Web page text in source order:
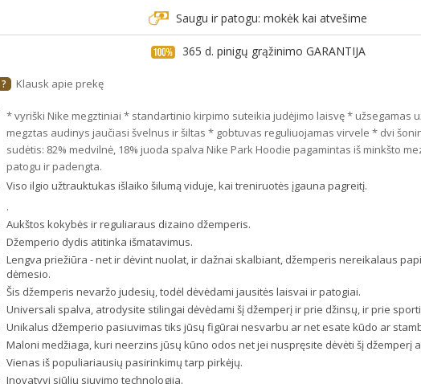
Saugu ir patogu: mokėk kai atvešime
365 d. pinigų grąžinimo GARANTIJA
? Klausk apie prekę
* vyriški Nike megztiniai * standartinio kirpimo suteikia judėjimo laisvę * užsegamas
megztas audinys jaučiasi švelnus ir šiltas * gobtuvas reguliuojamas virvele * dvi
sudėtis: 82% medvilnė, 18% juoda spalva Nike Park Hoodie pagamintas iš minkšto
patogu ir padengta.
Viso ilgio užtrauktukas išlaiko šilumą viduje, kai treniruotės įgauna pagreitį.
.
Aukštos kokybės ir reguliaraus dizaino džemperis.
Džemperio dydis atitinka išmatavimus.
Lengva priežiūra - net ir dėvint nuolat, ir dažnai skalbiant, džemperis nereikalaus
dėmesio.
Šis džemperis nevaržo judesių, todėl dėvėdami jausitės laisvai ir patogiai.
Universali spalva, atrodysite stilingai dėvėdami šį džemperį ir prie džinsų, ir prie
Unikalus džemperio pasiuvimas tiks jūsų figūrai nesvarbu ar net esate kūdo ar
Maloni medžiaga, kuri neerzins jūsų kūno odos net jei nuspręsite dėvėti šį džemperį
Vienas iš populiariausių pasirinkimų tarp pirkėjų.
Inovatyvi siūlių siuvimo technologija.